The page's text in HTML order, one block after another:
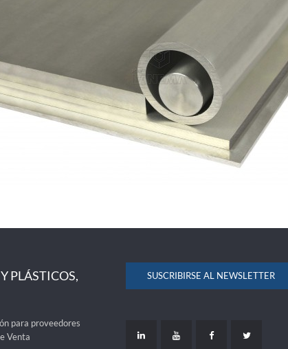
PLÁSTICOS,
para proveedores
Venta
SUSCRIBIRSE AL NEWSLETTER